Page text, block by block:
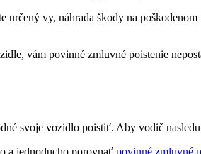
určený vy, náhrada škody na
vám povinné zmluvné poistenie
svoje vozidlo poistiť. Aby vodič
a jednoducho porovnať povinné zmluvné